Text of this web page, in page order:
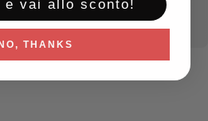
vai allo sconto!
THANKS